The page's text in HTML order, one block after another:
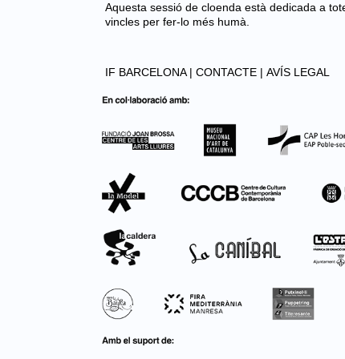
Aquesta sessió de cloenda està dedicada a
vincles per fer-lo més humà.
IF BARCELONA | CONTACTE | AVÍS LEGAL